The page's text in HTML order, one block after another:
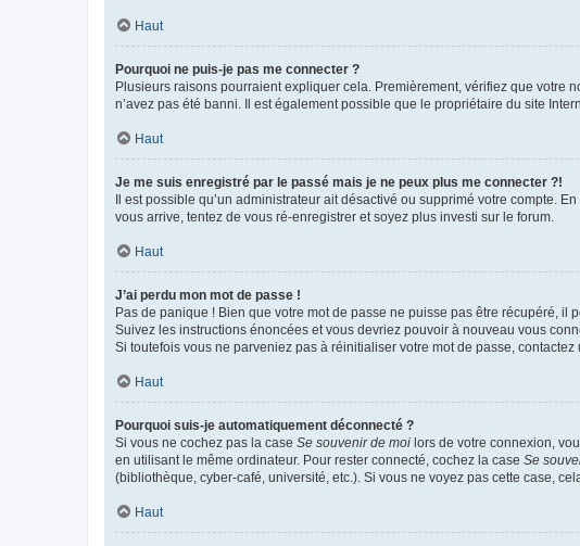
Haut
Pourquoi ne puis-je pas me connecter ?
Plusieurs raisons pourraient expliquer cela. Premièrement, vérifiez que votre
n’avez pas été banni. Il est également possible que le propriétaire du site
Haut
Je me suis enregistré par le passé mais je ne peux plus me connecter ?!
Il est possible qu’un administrateur ait désactivé ou supprimé votre compte.
vous arrive, tentez de vous ré-enregistrer et soyez plus investi sur le forum.
Haut
J’ai perdu mon mot de passe !
Pas de panique ! Bien que votre mot de passe ne puisse pas être récupéré,
Suivez les instructions énoncées et vous devriez pouvoir à nouveau vous
Si toutefois vous ne parveniez pas à réinitialiser votre mot de passe, contactez
Haut
Pourquoi suis-je automatiquement déconnecté ?
Si vous ne cochez pas la case Se souvenir de moi lors de votre connexion,
en utilisant le même ordinateur. Pour rester connecté, cochez la case Se
(bibliothèque, cyber-café, université, etc.). Si vous ne voyez pas cette case,
Haut